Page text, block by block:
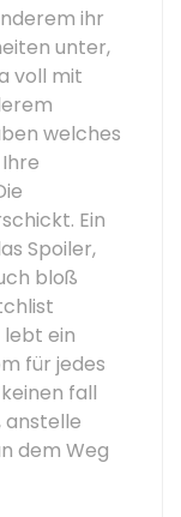
ihr
unter,
voll mit
welches
Ein
Spoiler,
bloß
lebt ein
für jedes
fall
anstelle
dem Weg